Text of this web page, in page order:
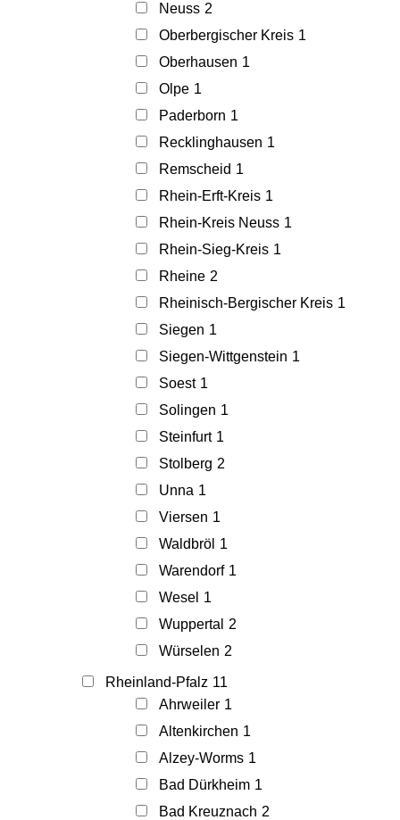
Neuss 2
Oberbergischer Kreis 1
Oberhausen 1
Olpe 1
Paderborn 1
Recklinghausen 1
Remscheid 1
Rhein-Erft-Kreis 1
Rhein-Kreis Neuss 1
Rhein-Sieg-Kreis 1
Rheine 2
Rheinisch-Bergischer Kreis 1
Siegen 1
Siegen-Wittgenstein 1
Soest 1
Solingen 1
Steinfurt 1
Stolberg 2
Unna 1
Viersen 1
Waldbröl 1
Warendorf 1
Wesel 1
Wuppertal
2
Würselen 2
Rheinland-Pfalz 11
Ahrweiler 1
Altenkirchen 1
Alzey-Worms 1
Bad Dürkheim 1
Bad Kreuznach 2